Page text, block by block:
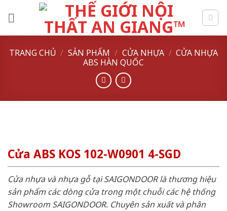
TRANG CHỦ / SẢN PHẨM / CỬA NHỰA / CỬA NHỰA
ABS HÀN QUỐC
Cửa ABS KOS 102-W0901 4-SGD
Cửa nhựa và nhựa gỗ tại SAIGONDOOR là thương hiệu
sản phẩm các dòng cửa trong một chuỗi các hệ thống
Showroom SAIGONDOOR. Chuyên sản xuất và phân